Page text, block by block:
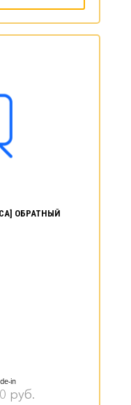
ОБРАТНЫЙ
in
руб.